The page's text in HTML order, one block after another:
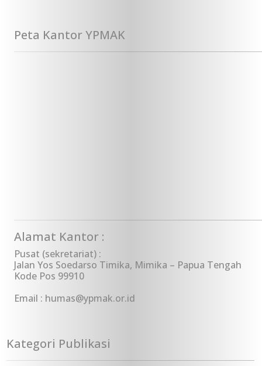
Peta Kantor YPMAK
Alamat Kantor :
Pusat (sekretariat) :
Jalan Yos Soedarso Timika, Mimika – Papua Tengah
Kode Pos 99910
Email : humas@ypmak.or.id
Kategori Publikasi